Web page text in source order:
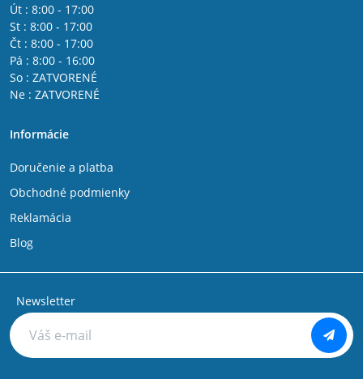
Út : 8:00 - 17:00
St : 8:00 - 17:00
Čt : 8:00 - 17:00
Pá : 8:00 - 16:00
So : ZATVORENÉ
Ne : ZATVORENÉ
Informácie
Doručenie a platba
Obchodné podmienky
Reklamácia
Blog
Newsletter